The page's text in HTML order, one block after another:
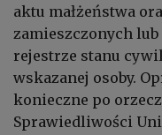
aktu małżeństwa
zamieszczonych
rejestrze stanu
wskazanej osoby.
konieczne po
Sprawiedliwości